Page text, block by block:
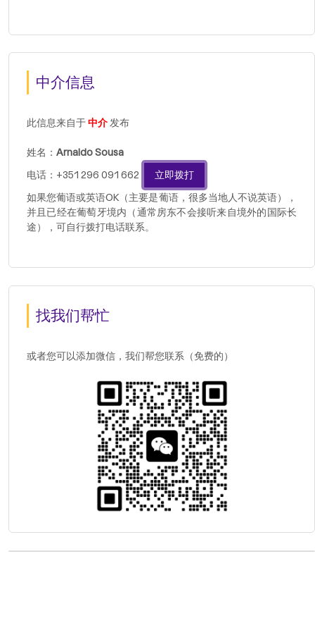
中介信息
此信息来自于中介发布
姓名： Arnaldo Sousa
电话：+351 296 091 662
立即拨打
如果您葡语或英语OK（主要是葡语，很多当地人不说英语），
并且已经在葡萄牙境内（通常房东不会接听来自境外的国际长
途），可自行拨打电话联系。
找我们帮忙
或者您可以添加微信，我们帮您联系（免费的）